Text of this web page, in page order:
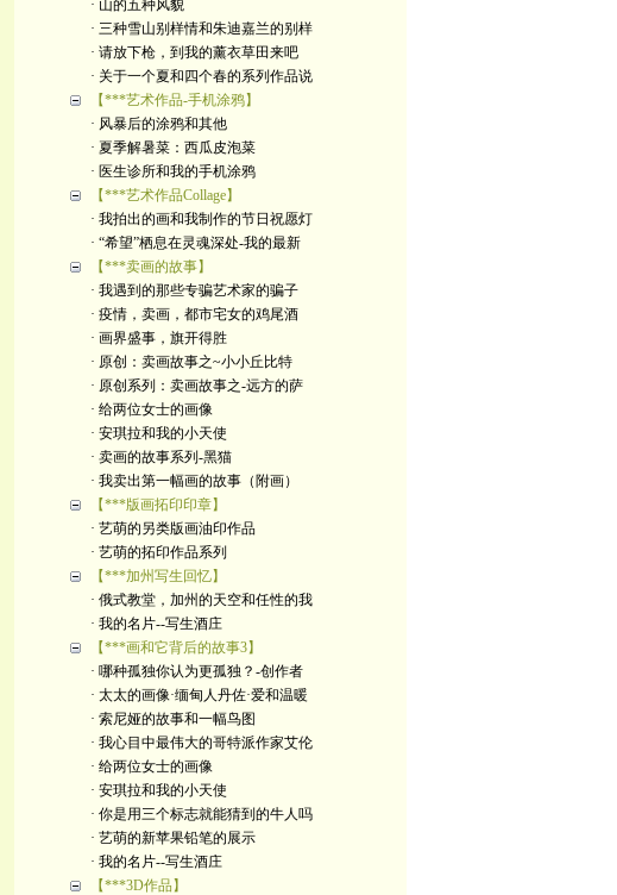
· 山的五种风貌
· 三种雪山别样情和朱迪嘉兰的别样
· 请放下枪，到我的薰衣草田来吧
· 关于一个夏和四个春的系列作品说
【***艺术作品-手机涂鸦】
· 风暴后的涂鸦和其他
· 夏季解暑菜：西瓜皮泡菜
· 医生诊所和我的手机涂鸦
【***艺术作品Collage】
· 我拍出的画和我制作的节日祝愿灯
· “希望”栖息在灵魂深处-我的最新
【***卖画的故事】
· 我遇到的那些专骗艺术家的骗子
· 疫情，卖画，都市宅女的鸡尾酒
· 画界盛事，旗开得胜
· 原创：卖画故事之~小小丘比特
· 原创系列：卖画故事之-远方的萨
· 给两位女士的画像
· 安琪拉和我的小天使
· 卖画的故事系列-黑猫
· 我卖出第一幅画的故事（附画）
【***版画拓印印章】
· 艺萌的另类版画油印作品
· 艺萌的拓印作品系列
【***加州写生回忆】
· 俄式教堂，加州的天空和任性的我
· 我的名片--写生酒庄
【***画和它背后的故事3】
· 哪种孤独你认为更孤独？-创作者
· 太太的画像·缅甸人丹佐·爱和温暖
· 索尼娅的故事和一幅鸟图
· 我心目中最伟大的哥特派作家艾伦
· 给两位女士的画像
· 安琪拉和我的小天使
· 你是用三个标志就能猜到的牛人吗
· 艺萌的新苹果铅笔的展示
· 我的名片--写生酒庄
【***3D作品】